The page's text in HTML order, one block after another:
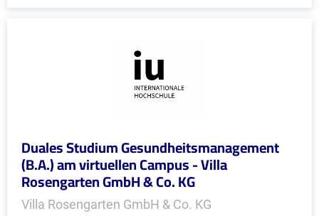
Duales Studium Gesundheitsmanagement
(B.A.) am virtuellen Campus - Villa
Rosengarten GmbH & Co. KG
Villa Rosengarten GmbH & Co. KG